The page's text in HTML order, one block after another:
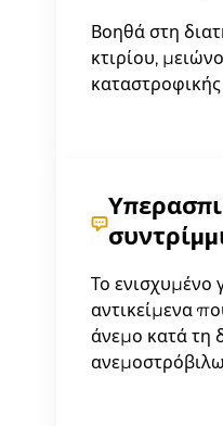
Βοηθά στη
κτιρίου,
Το ενισχυμένο
αντικείμενα
άνεμο κατά τη